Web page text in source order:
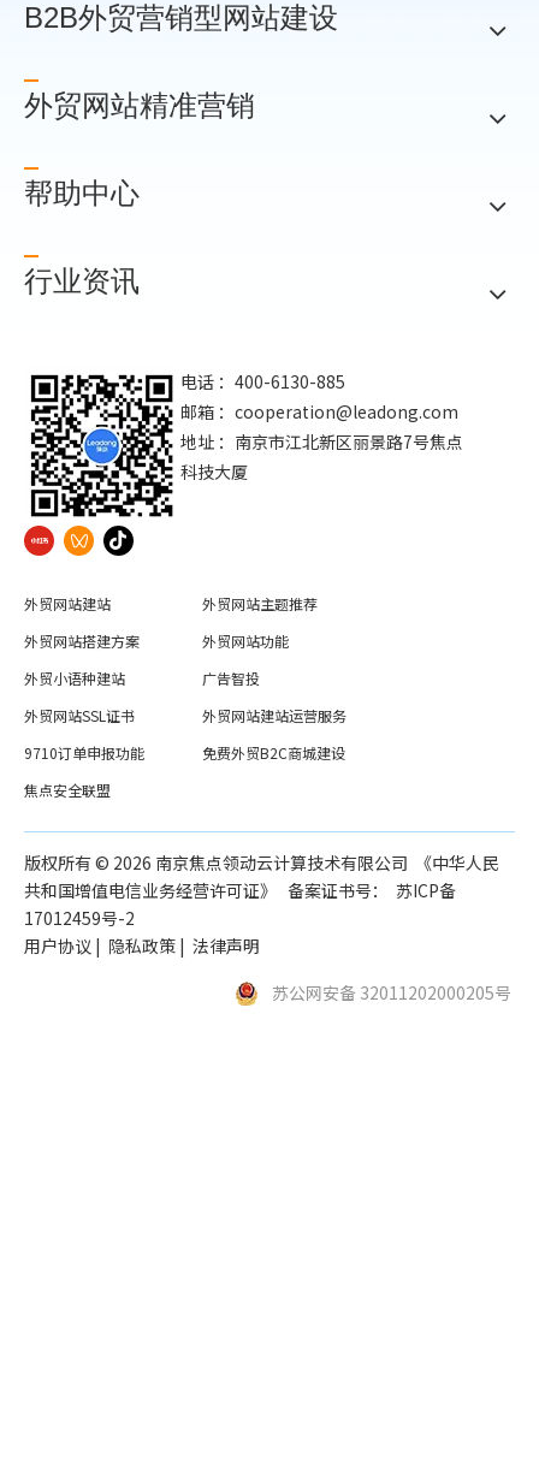
B2B外贸营销型网站建设
外贸网站精准营销
帮助中心
行业资讯
电话 ：400-6130-885
邮箱 ： cooperation@leadong.com
地址 ：南京市江北新区丽景路7号焦点
科技大厦
外贸网站建站
外贸网站主题推荐
外贸网站搭建方案
外贸网站功能
外贸小语种建站
广告智投
外贸网站SSL证书
外贸网站建站运营服务
9710订单申报功能
免费外贸B2C商城建设
焦点安全联盟
版权所有 ©️ 2026 南京焦点领动云计算技术有限公司 《中华人民
共和国增值电信业务经营许可证》 备案证书号： 苏ICP备
17012459号-2
用户协议 | 隐私政策 | 法律声明
苏公网安备 32011202000205号